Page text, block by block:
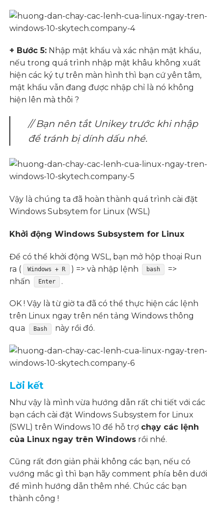
+ Bước 5: Nhập mật khẩu và xác nhận mật khẩu,
nếu trong quá trình nhập mật khâu không xuất
hiện các ký tự trên màn hình thì bạn cứ yên tâm,
mật khẩu vẫn đang được nhập chỉ là nó không
hiện lên mà thôi ?
// Bạn nên tắt Unikey trước khi nhập
để tránh bị dính dấu nhé.
Vậy là chúng ta đã hoàn thành quá trình cài đặt
Windows Subsytem for Linux (WSL)
Khởi động Windows Subsystem for Linux
Để có thể khởi động WSL, bạn mở hộp thoại Run
ra (
Windows + R ) => và nhập lệnh bash
=>
nhấn
Enter .
OK ! Vậy là từ giờ ta đã có thể thực hiện các lệnh
trên Linux ngay trên nền tảng Windows thông
qua
Bash này rồi đó.
Lời kết
Như vậy là mình vừa hướng dẫn rất chi tiết với các
bạn cách cài đặt Windows Subsystem for Linux
(SWL) trên Windows 10 để hỗ trợ chạy các lệnh
của Linux ngay trên Windows rồi nhé.
Cũng rất đơn giản phải không các bạn, nếu có
vướng mắc gì thì bạn hãy comment phía bên dưới
để mình hướng dẫn thêm nhé. Chúc các bạn
thành công !